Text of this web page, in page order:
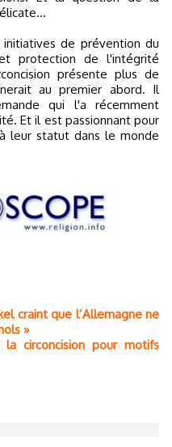
de prévention du
protection de l'intégrité
présente plus de
au premier abord. Il
qui l'a récemment
Et il est passionnant pour
leur statut dans le monde
craint que l’Allemagne ne
»
circoncision pour motifs